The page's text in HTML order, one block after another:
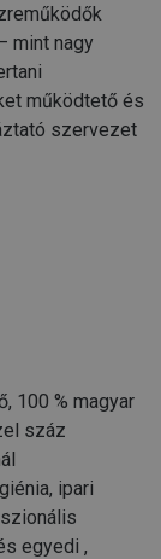
mint nagy
működtető és
szervezet
100 % magyar
száz
ipari
egyedi ,